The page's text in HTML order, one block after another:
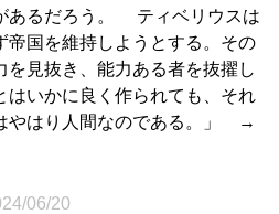
あるだろう。 ティベリウスは
帝国を維持しようとする。その
を見抜き、能力ある者を抜擢し
はいかに良く作られても、それ
やはり人間なのである。」 →
06/20